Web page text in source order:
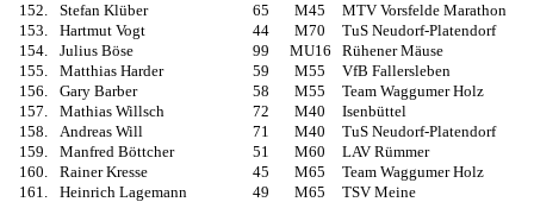
152.
Stefan Klüber 65 M45
MTV Vorsfelde Marathon
153.
Hartmut Vogt 44 M70
TuS Neudorf-Platendorf
154.
Julius Böse 99 MU16
Rühener Mäuse
155.
Matthias Harder 59 M55
VfB Fallersleben
156.
Gary Barber 58 M55
Team Waggumer Holz
157.
Mathias Willsch 72 M40
Isenbüttel
158.
Andreas Will 71 M40
TuS Neudorf-Platendorf
159.
Manfred Böttcher 51 M60
LAV Rümmer
160.
Rainer Kresse 45 M65
Team Waggumer Holz
161.
Heinrich Lagemann 49 M65
TSV Meine